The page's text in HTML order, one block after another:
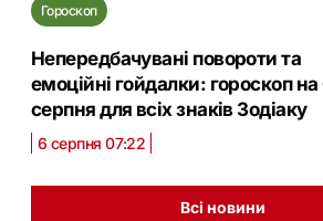
Гороскоп
Непередбачувані повороти та
емоційні гойдалки: гороскоп на
серпня для всіх знаків Зодіаку
6 серпня 07:22
Всі новини